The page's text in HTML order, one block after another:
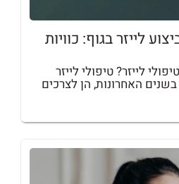
לייזר בגוף: כוויות
לייזר? טיפולי לייזר
האחרונות, הן לצרכים